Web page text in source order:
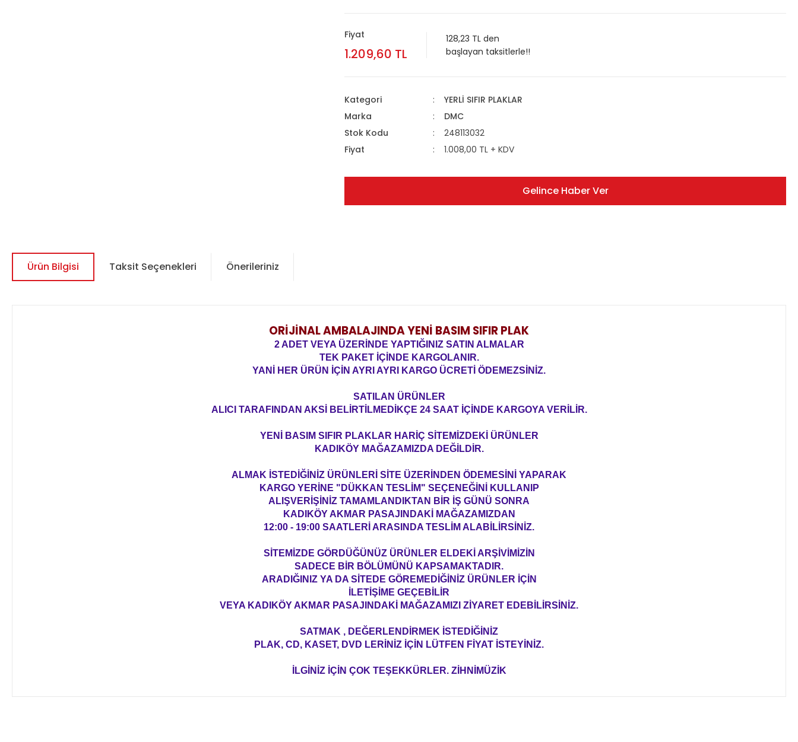
Fiyat
1.209,60 TL
128,23 TL den
başlayan taksitlerle!!
Kategori
YERLİ SIFIR PLAKLAR
Marka
DMC
Stok Kodu
248113032
Fiyat
1.008,00 TL + KDV
Gelince Haber Ver
Ürün Bilgisi Taksit Seçenekleri Önerileriniz
ORİJİNAL AMBALAJINDA YENİ BASIM SIFIR PLAK
2 ADET VEYA ÜZERİNDE YAPTIĞINIZ SATIN ALMALAR
TEK PAKET İÇİNDE KARGOLANIR.
YANİ HER ÜRÜN İÇİN AYRI AYRI KARGO ÜCRETİ ÖDEMEZSİNİZ.
SATILAN ÜRÜNLER
ALICI TARAFINDAN AKSİ BELİRTİLMEDİKÇE 24 SAAT İÇİNDE KARGOYA VERİLİR.
YENİ BASIM SIFIR PLAKLAR HARİÇ SİTEMİZDEKİ ÜRÜNLER
KADIKÖY MAĞAZAMIZDA DEĞİLDİR.
ALMAK İSTEDİĞİNİZ ÜRÜNLERİ SİTE ÜZERİNDEN ÖDEMESİNİ YAPARAK
KARGO YERİNE "DÜKKAN TESLİM" SEÇENEĞİNİ KULLANIP
ALIŞVERİŞİNİZ TAMAMLANDIKTAN BİR İŞ GÜNÜ SONRA
KADIKÖY AKMAR PASAJINDAKİ MAĞAZAMIZDAN
12:00 - 19:00 SAATLERİ ARASINDA TESLİM ALABİLİRSİNİZ.
SİTEMİZDE GÖRDÜĞÜNÜZ ÜRÜNLER ELDEKİ ARŞİVİMİZİN
SADECE BİR BÖLÜMÜNÜ KAPSAMAKTADIR.
ARADIĞINIZ YA DA SİTEDE GÖREMEDİĞİNİZ ÜRÜNLER İÇİN
İLETİŞİME GEÇEBİLİR
VEYA KADIKÖY AKMAR PASAJINDAKİ MAĞAZAMIZI ZİYARET EDEBİLİRSİNİZ.
SATMAK , DEĞERLENDİRMEK İSTEDİĞİNİZ
PLAK, CD, KASET, DVD LERİNİZ İÇİN LÜTFEN FİYAT İSTEYİNİZ.
İLGİNİZ İÇİN ÇOK TEŞEKKÜRLER. ZİHNİMÜZİK